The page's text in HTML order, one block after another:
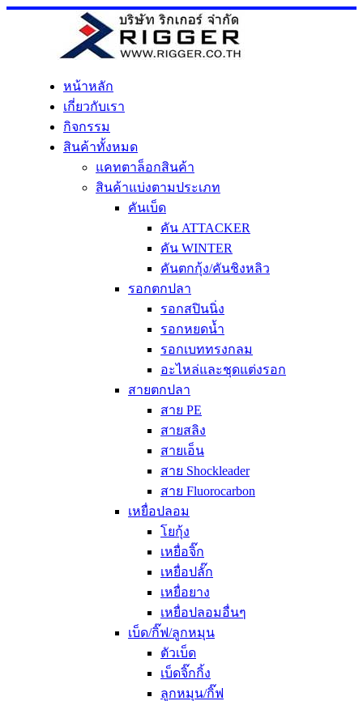
Skip
หน้าหลัก
เกี่ยวกับเรา
กิจกรรม
สินค้าทั้งหมด
แคทตาล็อกสินค้า
สินค้าแบ่งตามประเภท
คันเบ็ด
คัน ATTACKER
คัน WINTER
คันตกกุ้ง/คันชิงหลิว
รอกตกปลา
รอกสปินนิ่ง
รอกหยดน้ำ
รอกเบททรงกลม
อะไหล่และชุดแต่งรอก
สายตกปลา
สาย PE
สายสลิง
สายเอ็น
สาย Shockleader
สาย Fluorocarbon
เหยื่อปลอม
โยกุ้ง
เหยื่อจิ๊ก
เหยื่อปลั๊ก
เหยื่อยาง
เหยื่อปลอมอื่นๆ
เบ็ด/กิ๊ฟ/ลูกหมุน
ตัวเบ็ด
เบ็ดจิ๊กกิ้ง
ลูกหมุน/กิ๊ฟ